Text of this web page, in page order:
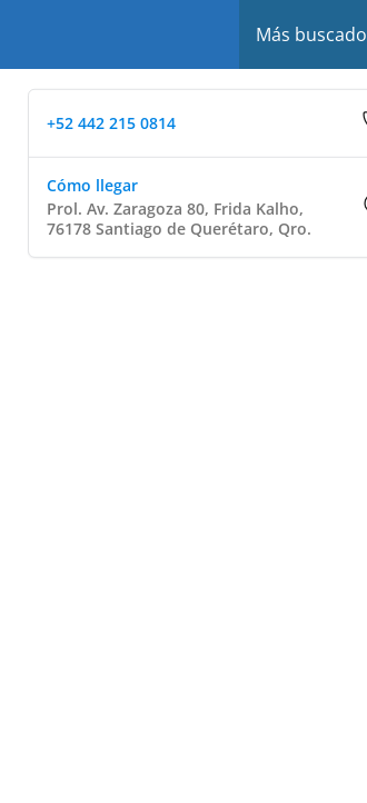
Más buscado
+52 442 215 0814
Cómo llegar
Prol. Av. Zaragoza 80, Frida Kalho,
76178 Santiago de Querétaro, Qro.